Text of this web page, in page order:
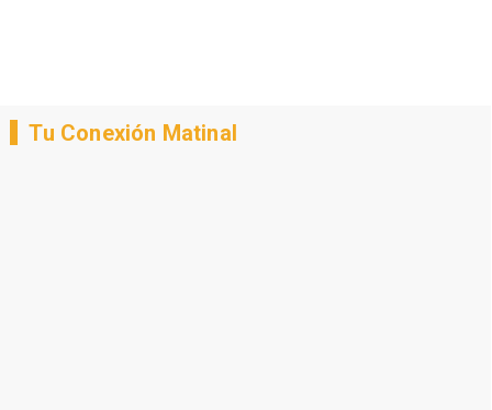
Tu Conexión Matinal